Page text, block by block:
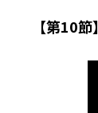
【第10